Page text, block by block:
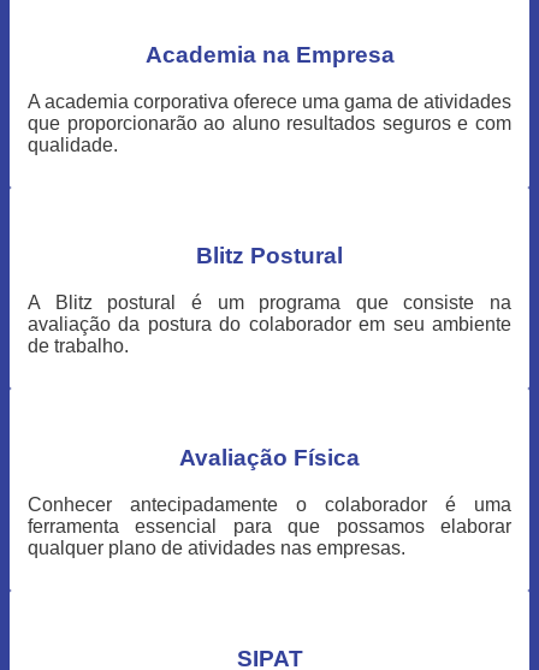
Academia na Empresa
A academia corporativa oferece uma gama de atividades
que proporcionarão ao aluno resultados seguros e com
qualidade.
Blitz Postural
A Blitz postural é um programa que consiste na
avaliação da postura do colaborador em seu ambiente
de trabalho.
Avaliação Física
Conhecer antecipadamente o colaborador é uma
ferramenta essencial para que possamos elaborar
qualquer plano de atividades nas empresas.
SIPAT